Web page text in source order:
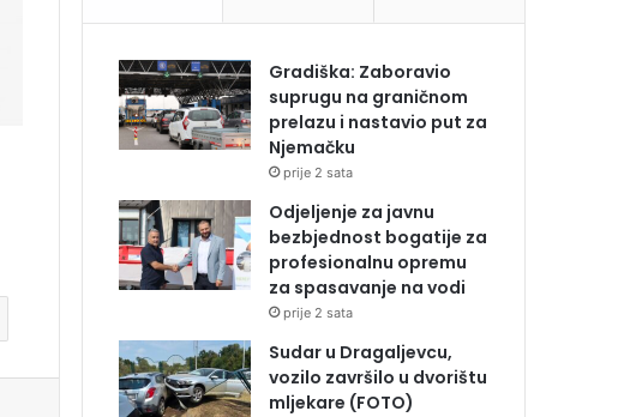
Gradiška: Zaboravio
suprugu na graničnom
prelazu i nastavio put za
Njemačku
prije 2 sata
Odjeljenje za javnu
bezbjednost bogatije za
profesionalnu opremu
za spasavanje na vodi
prije 2 sata
Sudar u Dragaljevcu,
vozilo završilo u dvorištu
mljekare (FOTO)